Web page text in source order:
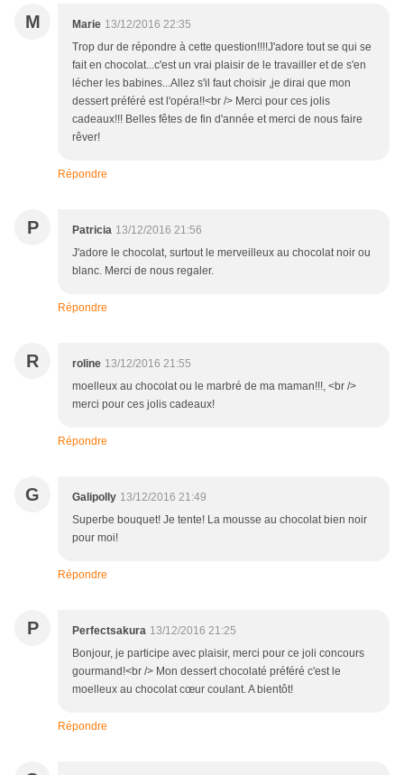
M Marie 13/12/2016 22:35
Trop dur de répondre à cette question!!!!J'adore tout se qui se
fait en chocolat...c'est un vrai plaisir de le travailler et de s'en
lécher les babines...Allez s'il faut choisir ,je dirai que mon
dessert préféré est l'opéra!!<br /> Merci pour ces jolis
cadeaux!!! Belles fêtes de fin d'année et merci de nous faire
rêver!
Répondre
P Patricia 13/12/2016 21:56
J'adore le chocolat, surtout le merveilleux au chocolat noir ou
blanc. Merci de nous regaler.
Répondre
R roline 13/12/2016 21:55
moelleux au chocolat ou le marbré de ma maman!!!, <br />
merci pour ces jolis cadeaux!
Répondre
G Galipolly 13/12/2016 21:49
Superbe bouquet! Je tente! La mousse au chocolat bien noir
pour moi!
Répondre
P Perfectsakura 13/12/2016 21:25
Bonjour, je participe avec plaisir, merci pour ce joli concours
gourmand!<br /> Mon dessert chocolaté préféré c'est le
moelleux au chocolat cœur coulant. A bientôt!
Répondre